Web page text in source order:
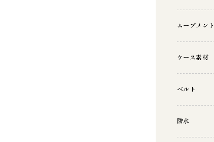
ムーブメント
ケース素材
ベルト
防水